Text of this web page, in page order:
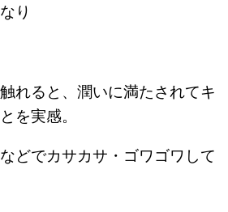
り
れると、潤いに満たされてキ
を実感。
どでカサカサ・ゴワゴワして